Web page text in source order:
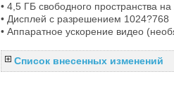
• 4,5 ГБ свободного пространства
• Дисплей с разрешением 1024?768
• Аппаратное ускорение видео
Список внесенных изменений